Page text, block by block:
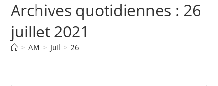
Archives quotidiennes : 26
juillet 2021
> AM > Juil > 26